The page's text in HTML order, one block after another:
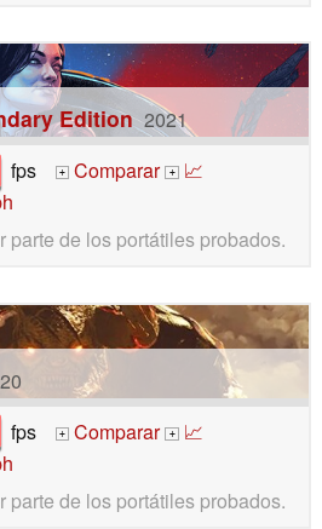
Edition 2021
fps + Comparar + 📈
parte de los portátiles probados.
fps + Comparar + 📈
parte de los portátiles probados.